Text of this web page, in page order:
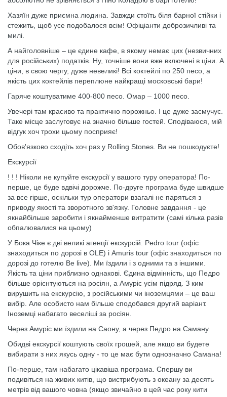
Хазяїн дуже приємна людина. Завжди стоїть біля барної стійки і
стежить, щоб усе подобалося всім! Офіціанти доброзичливі та
милі.
А найголовніше – це єдине кафе, в якому немає цих (незвичних
для російських) податків. Ну, точніше вони вже включені в ціни. А
ціни, в свою чергу, дуже невеликі! Всі коктейлі по 250 песо, а
якість цих коктейлів переплюне найкращі московські бари!
Гаряче коштуватиме 400-800 песо. Омар – 1000 песо.
Увечері там красиво та практично порожньо. І це дуже засмучує.
Таке місце заслуговує на значно більше гостей. Сподіваюся, мій
відгук хоч трохи цьому посприяє!
Обов'язково сходіть хоч раз у Rolling Stones. Ви не пошкодуєте!
Екскурсії
! ! ! Ніколи не купуйте екскурсії у вашого туру оператора! По-
перше, це буде вдвічі дорожче. По-друге програма буде швидше
за все гірше, оскільки тур оператори взагалі не паряться з
приводу якості та зворотного зв'язку. Головне завдання - це
якнайбільше заробити і якнайменше витратити (самі кілька разів
обпалювалися на цьому)
У Бока Чіке є дві великі агенції екскурсій: Pedro tour (офіс
знаходиться по дорозі в OLE) і Amuris tour (офіс знаходиться по
дорозі до готелю Be live). Ми їздили і з одними та з іншими.
Якість та ціни приблизно однакові. Єдина відмінність, що Педро
більше орієнтуються на росіян, а Амуріс усім підряд. З ким
вирушить на екскурсію, з російськими чи іноземцями – це ваш
вибір. Але особисто нам більше сподобався другий варіант.
Іноземці набагато веселіші за росіян.
Через Амуріс ми їздили на Саону, а через Педро на Саману.
Обидві екскурсії коштують своїх грошей, але якщо ви будете
вибирати з них якусь одну - то це має бути однозначно Самана!
По-перше, там набагато цікавіша програма. Спершу ви
подивіться на живих китів, що вистрибують з океану за десять
метрів від вашого човна (якщо звичайно в цей час року кити